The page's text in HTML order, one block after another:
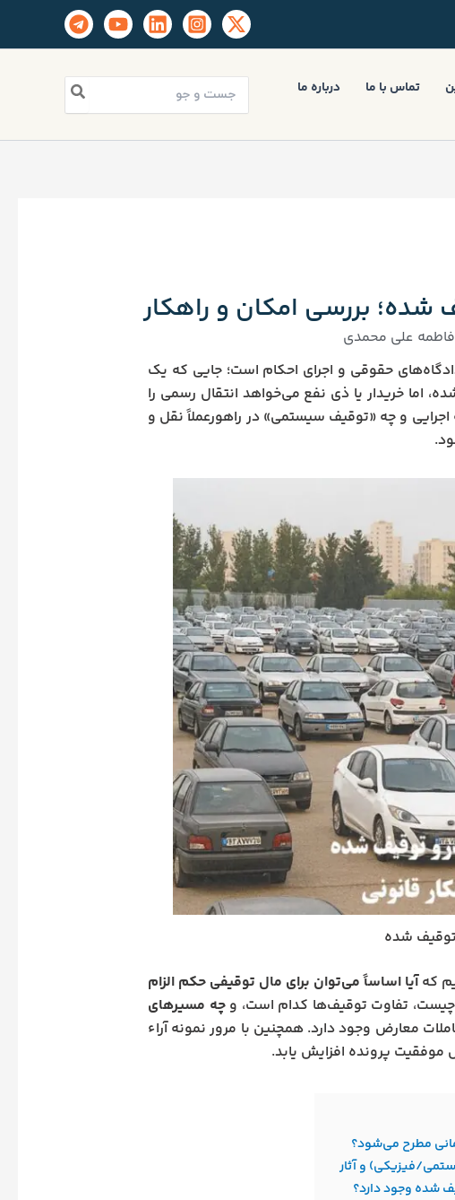
تماس با ما درباره ما
برای:
شده؛ بررسی امکان و راهکار
فاطمه علی محمدی
حقوقی و اجرای احکام است؛ جایی که یک
اما خریدار یا ذی‌ نفع می‌خواهد انتقال رسمی را
و چه «توقیف سیستمی» در راهورعملاً نقل‌ و
توقیف‌ شده
کهآیا اساساً می‌توان برای مال توقیفی حکم الزام
چیست، تفاوت توقیف‌ها کدام است، وچه مسیرهای
معارض وجود دارد. همچنین با مرور نمونه آراء
پرونده افزایش یابد.
مطرح می‌شود؟
فیزیکی) و آثار
شده وجود دارد؟